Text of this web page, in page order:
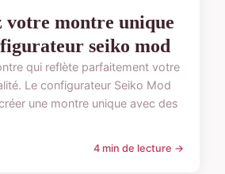
votre montre unique
seiko mod
qui reflète parfaitement votre
Le configurateur Seiko Mod
une montre unique avec des
4 min de lecture →